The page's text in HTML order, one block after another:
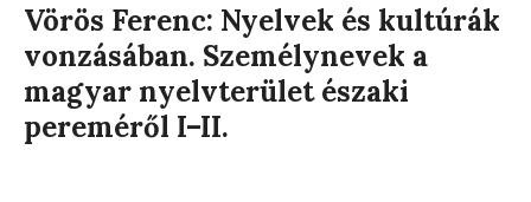
Vörös Ferenc: Nyelvek és kultúrák
vonzásában. Személynevek a
magyar nyelvterület északi
pereméről I–II.